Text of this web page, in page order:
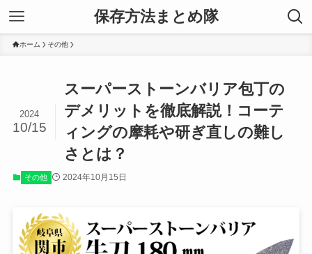
保存方法まとめ隊
ホーム その他
スーパーストーンバリア包丁の
デメリットを徹底解説！コーテ
ィングの摩耗や研ぎ直しの難し
さとは？
2024
10/15
その他 2024年10月15日